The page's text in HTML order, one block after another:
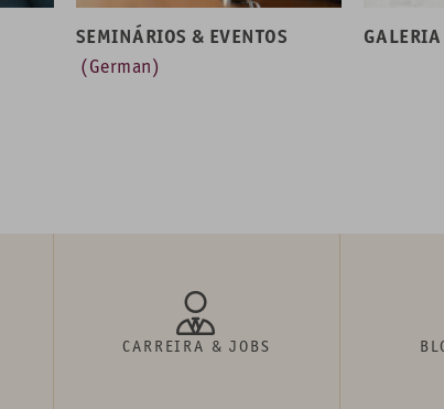
SEMINÁRIOS & EVENTOS
(German)
CARREIRA & JOBS